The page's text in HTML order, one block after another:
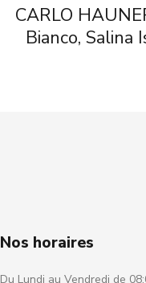
CARLO
Bianco, Salina
Nos horaires
Du Lundi au Vendredi de